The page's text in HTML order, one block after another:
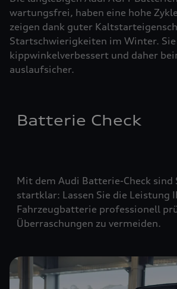
wartungsfrei, haben eine hohe
zeigen dank guter
Startschwierigkeiten im Winter.
kippwinkelverbessert und daher
auslaufsicher.
Batterie Check
Mit dem Audi Batterie-Check sind
startklar: Lassen Sie die Leistung
Fahrzeugbatterie professionell
Überraschungen zu vermeiden.